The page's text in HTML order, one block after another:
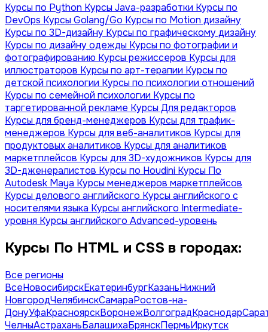
Курсы по Python Курсы Java-разработки Курсы по
DevOps Курсы Golang/Go Курсы по Motion дизайну
Курсы по 3D-дизайну Курсы по графическому дизайну
Курсы по дизайну одежды Курсы по фотографии и
фотографированию Курсы режиссеров Курсы для
иллюстраторов Курсы по арт-терапии Курсы по
детской психологии Курсы по психологии отношений
Курсы по семейной психологии Курсы по
таргетированной рекламе Курсы Для редакторов
Курсы для бренд-менеджеров Курсы для трафик-
менеджеров Курсы для веб-аналитиков Курсы для
продуктовых аналитиков Курсы для аналитиков
маркетплейсов Курсы для 3D-художников Курсы для
3D-дженералистов Курсы по Houdini Курсы По
Autodesk Maya Курсы менеджеров маркетплейсов
Курсы делового английского Курсы английского с
носителями языка Курсы английского Intermediate-
уровня Курсы английского Advanced-уровень
Курсы По HTML и CSS в городах:
Все регионы
ВсеНовосибирскЕкатеринбургКазаньНижний
НовгородЧелябинскСамараРостов-на-
ДонуУфаКрасноярскВоронежВолгоградКраснодар
ЧелныАстраханьБалашихаБрянскПермьИркутск